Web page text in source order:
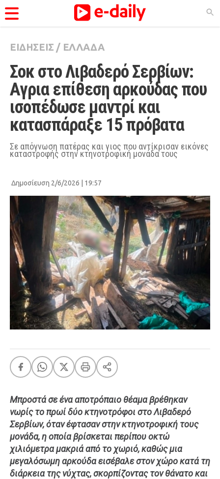
ΚΑΤΗΓΟΡΊΕΣ
Ειδήσεις
Θέματα
Videos
Podcasts
Viral
City Guide
Pop Culture
Agenda
FEEDS
Πάσχα Eurovision
Retro Summer
OMG LOL
A-List LGBTQI+
Xmas
LIFE
Food
Body+Mind
Ταξίδια
Style
Σπίτι
Family
ΕΙΔΗΣΕΙΣ / ΕΛΛΑΔΑ
Σοκ στο Λιβαδερό Σερβίων:
Αγρια επίθεση αρκούδας που
ισοπέδωσε μαντρί και
κατασπάραξε 15 πρόβατα
Σε απόγνωση πατέρας και γιος που αντίκρισαν εικόνες
καταστροφής στην κτηνοτροφική μονάδα τους
Δημοσίευση 2/6/2026 | 19:57
Μπροστά σε ένα αποτρόπαιο θέαμα βρέθηκαν
νωρίς το πρωί δύο κτηνοτρόφοι στο Λιβαδερό
Σερβίων, όταν έφτασαν στην κτηνοτροφική τους
μονάδα, η οποία βρίσκεται περίπου οκτώ
χιλιόμετρα μακριά από το χωριό, καθώς μια
μεγαλόσωμη αρκούδα εισέβαλε στον χώρο κατά τη
διάρκεια της νύχτας, σκορπίζοντας τον θάνατο και